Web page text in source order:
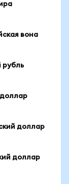
вона
рубль
доллар
доллар